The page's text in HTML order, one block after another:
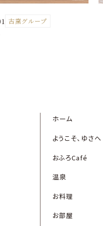
古窯グループ
ホーム
ようこそ、ゆさへ
おふろCafé
温泉
お料理
お部屋